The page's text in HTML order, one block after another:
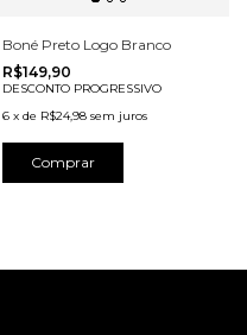
Boné Preto Logo Branco
R$149,90
DESCONTO PROGRESSIVO
6 x de R$24,98 sem juros
Comprar